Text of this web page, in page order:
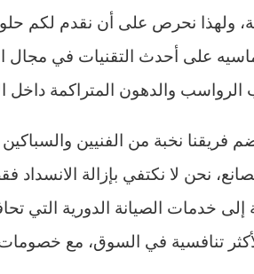
ولهذا نحرص على أن نقدم لكم
على أحدث التقنيات في مجال
والدهون المتراكمة داخل
فريقنا نخبة من الفنيين
نحن لا نكتفي بإزالة
إلى خدمات الصيانة الدورية التي
تنافسية في السوق، مع